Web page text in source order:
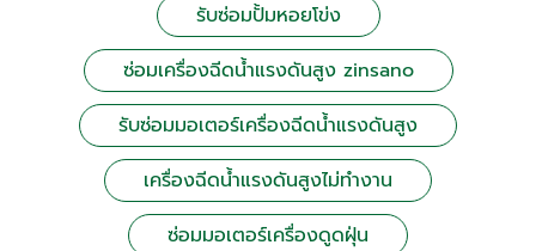
รับซ่อมปั้มหอยโข่ง
ซ่อมเครื่องฉีดน้ำแรงดันสูง zinsano
รับซ่อมมอเตอร์เครื่องฉีดน้ำแรงดันสูง
เครื่องฉีดน้ำแรงดันสูงไม่ทำงาน
ซ่อมมอเตอร์เครื่องดูดฝุ่น